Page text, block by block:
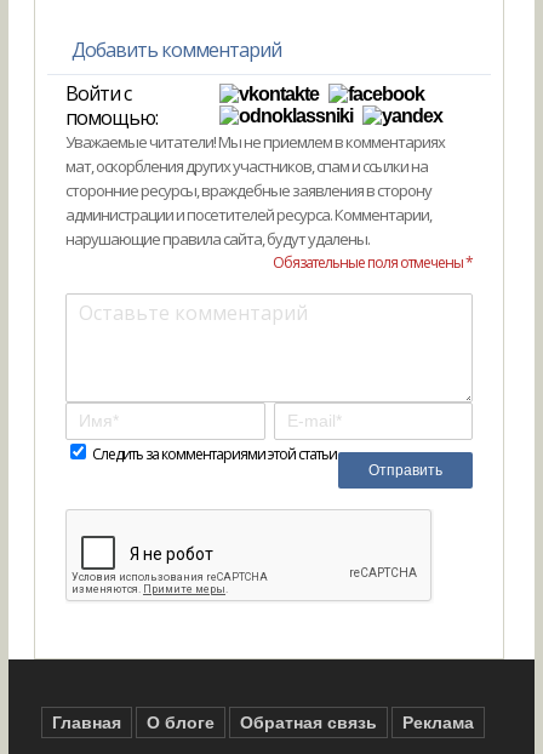
Добавить комментарий
Войти с
помощью:
Уважаемые читатели! Мы не приемлем в комментариях
мат, оскорбления других участников, спам и ссылки на
сторонние ресурсы, враждебные заявления в сторону
администрации и посетителей ресурса. Комментарии,
нарушающие правила сайта, будут удалены.
Обязательные поля отмечены *
Следить за комментариями этой статьи
Главная О блоге Обратная связь Реклама